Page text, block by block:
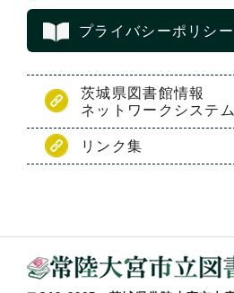
プライバシーポリシー
茨城県図書館情報
ネットワークシステム
リンク集